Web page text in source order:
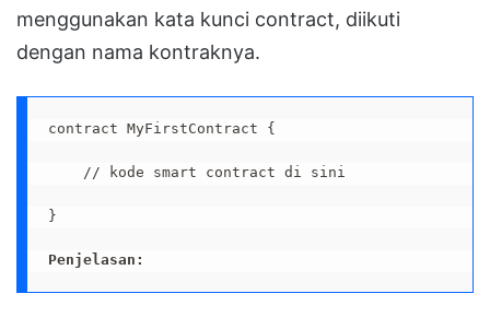
menggunakan kata kunci contract, diikuti
dengan nama kontraknya.
contract MyFirstContract {
// kode smart contract di sini
}
Penjelasan: